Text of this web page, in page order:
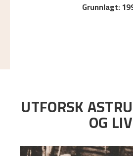
Grunnlagt:
UTFORSK
OG LIV